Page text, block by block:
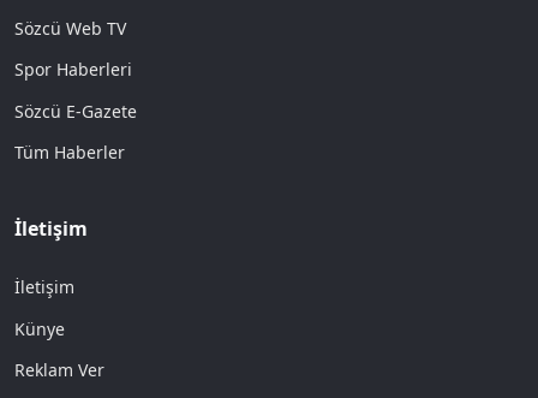
Sözcü Web TV
Spor Haberleri
Sözcü E-Gazete
Tüm Haberler
İletişim
İletişim
Künye
Reklam Ver